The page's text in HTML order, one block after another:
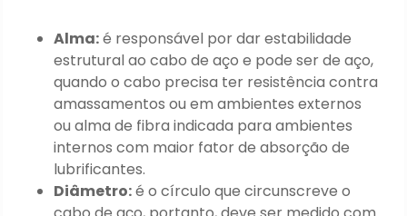
Alma:é responsável por dar estabilidade
estrutural ao cabo de aço e pode ser de aço,
quando o cabo precisa ter resistência contra
amassamentos ou em ambientes externos
ou alma de fibra indicada para ambientes
internos com maior fator de absorção de
lubrificantes.
Diâmetro:é o círculo que circunscreve o